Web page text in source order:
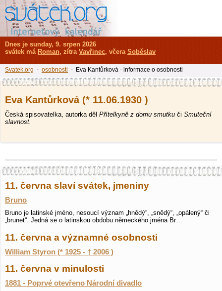
Eva Kantůrková (* 11.06.1930 )
Česká spisovatelka, autorka děl Přítelkyně z domu smutku či Smuteční
slavnost.
11. června slaví svátek, jmeniny
Bruno
Bruno je latinské jméno, nesoucí význam „hnědý“, „snědý“, „opálený“ či
„brunet“. Jedná se o latinskou obdobu německého jména Br…
11. června a významné osobnosti
William Styron (* 1925 - † 2006 )
11. června v minulosti
1881 - Poprvé otevřeno Národní divadlo
Dnes je sunday, 9. srpen 2026
svátek má Roman, zítra Vavřinec, včera Soběslav
Svatek.org - osobnosti - Eva Kantůrková - informace o osobnosti